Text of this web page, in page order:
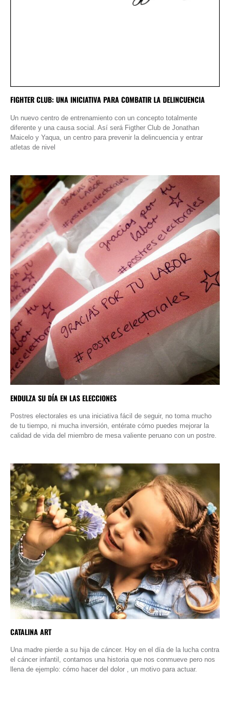
FIGHTER CLUB: UNA INICIATIVA PARA COMBATIR LA DELINCUENCIA
Un nuevo centro de entrenamiento con un concepto totalmente
diferente y una causa social. Así será Figther Club de Jonathan
Maicelo y Yaqua, un centro para prevenir la delincuencia y entrar
atletas de nivel
ENDULZA SU DÍA EN LAS ELECCIONES
Postres electorales es una iniciativa fácil de seguir, no toma mucho
de tu tiempo, ni mucha inversión, entérate cómo puedes mejorar la
calidad de vida del miembro de mesa valiente peruano con un postre.
CATALINA ART
Una madre pierde a su hija de cáncer. Hoy en el día de la lucha contra
el cáncer infantil, contamos una historia que nos conmueve pero nos
llena de ejemplo: cómo hacer del dolor , un motivo para actuar.